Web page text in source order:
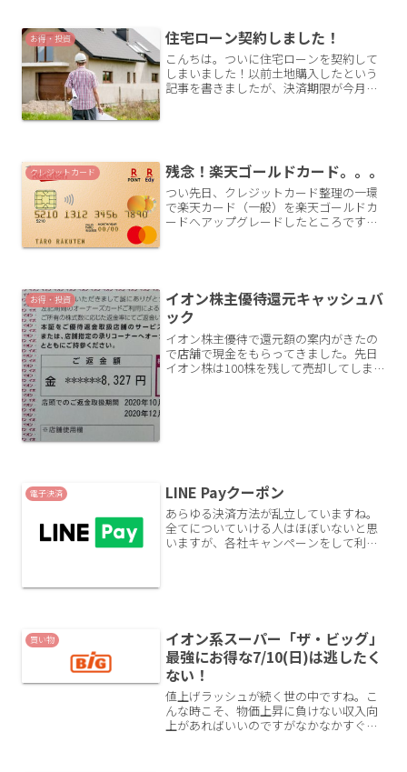
お得・投資 住宅ローン契約しました！
こんちは。ついに住宅ローンを契約して
しまいました！以前土地購入したという
記事を書きましたが、決済期限が今月末
クレジットカード 残念！楽天ゴールドカード。。。
つい先日、クレジットカード整理の一環
で楽天カード（一般）を楽天ゴールドカ
ードへアップグレードしたところです。
お得・投資
イオン株主優待還元キャッシュバ
ック
イオン株主優待で還元額の案内がきたの
で店舗で現金をもらってきました。先日
イオン株は100株を残して売却してしま
電子決済 LINE Payクーポン
あらゆる決済方法が乱立していますね。
全てについていける人はほぼいないと思
いますが、各社キャンペーンをして利用
買い物
イオン系スーパー「ザ・ビッグ」
最強にお得な7/10(日)は逃したく
ない！
値上げラッシュが続く世の中ですね。こ
んな時こそ、物価上昇に負けない収入向
上があればいいのですがなかなかすぐに